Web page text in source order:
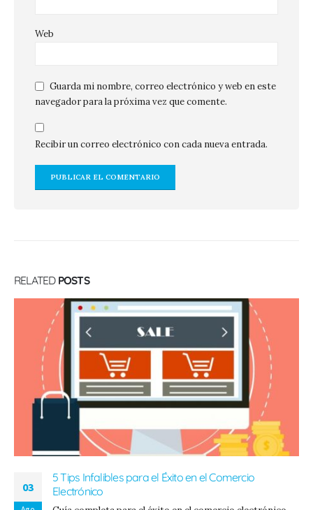
Web
Guarda mi nombre, correo electrónico y web en este
navegador para la próxima vez que comente.
Recibir un correo electrónico con cada nueva entrada.
RELATED POSTS
03
5 Tips Infalibles para el Éxito en el Comercio
Electrónico